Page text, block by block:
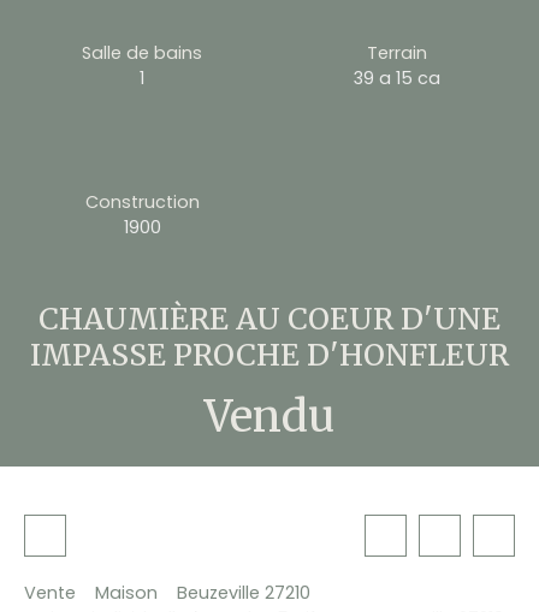
Salle de bains
1
Terrain
39 a 15 ca
Construction
1900
CHAUMIÈRE AU COEUR D'UNE
IMPASSE PROCHE D'HONFLEUR
Vendu
Vente Maison
Beuzeville 27210